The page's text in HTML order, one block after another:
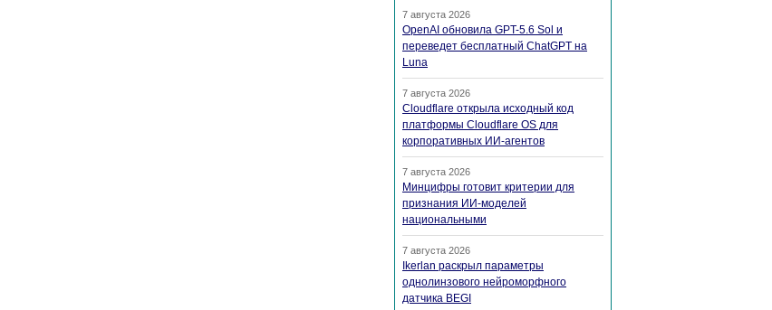
7 августа 2026
OpenAI обновила GPT-5.6 Sol и
переведет бесплатный ChatGPT на
Luna
7 августа 2026
Cloudflare открыла исходный код
платформы Cloudflare OS для
корпоративных ИИ-агентов
7 августа 2026
Минцифры готовит критерии для
признания ИИ-моделей
национальными
7 августа 2026
Ikerlan раскрыл параметры
однолинзового нейроморфного
датчика BEGI